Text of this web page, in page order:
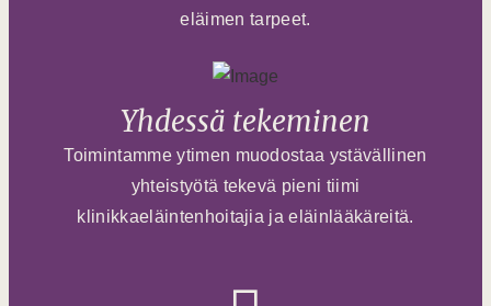
eläimen tarpeet.
Yhdessä tekeminen
Toimintamme ytimen muodostaa ystävällinen
yhteistyötä tekevä pieni tiimi
klinikkaeläintenhoitajia ja eläinlääkäreitä.